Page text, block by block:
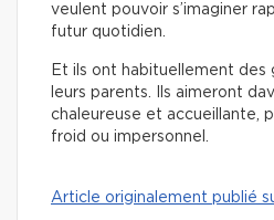
veulent pouvoir s’imaginer
futur quotidien.
Et ils ont habituellement
leurs parents. Ils aimeront
chaleureuse et accueillante,
froid ou impersonnel.
Article originalement publié